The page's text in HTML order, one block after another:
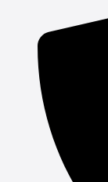
indholdet